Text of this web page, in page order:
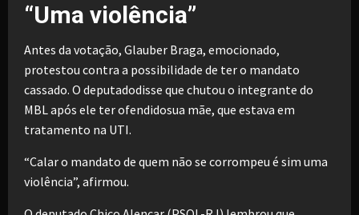
“Uma violência”
Antes da votação, Glauber Braga, emocionado,
protestou contra a possibilidade de ter o mandato
cassado. O deputadodisse que chutou o integrante do
MBL após ele ter ofendidosua mãe, que estava em
tratamento na UTI.
“Calar o mandato de quem não se corrompeu é sim uma
violência”, afirmou.